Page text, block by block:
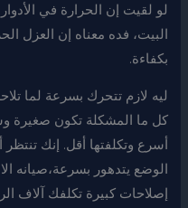
لو لقيت إن الحرارة في الأدوار
البيت، فده معناه إن
بكفاءة.
ليه لازم تتحرك بسرعة لما
كل ما المشكلة تكون صغيرة
أسرع وتكلفتها أقل. إنك
الوضع يتدهور بسرعة،صيانه
إصلاحات كبيرة تكلفك آلاف